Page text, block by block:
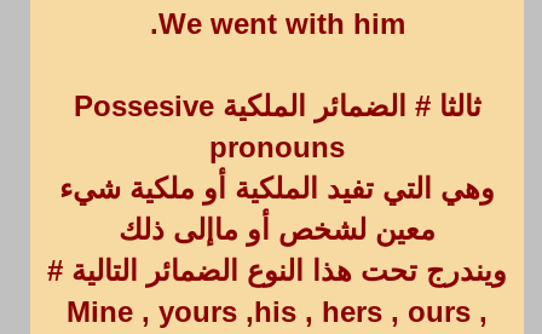
We went with him.
ثالثا # الضمائر الملكية Possesive
pronouns
وهي التي تفيد الملكية أو ملكية شيء
معين لشخص أو ماإلى ذلك
ويندرج تحت هذا النوع الضمائر التالية #
Mine , yours ,his , hers , ours ,